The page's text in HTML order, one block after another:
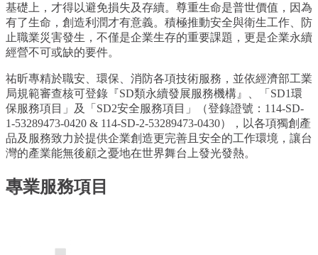
基礎上，才得以避免損失及存續。尊重生命是普世價值，因為
有了生命，創造利潤才有意義。積極推動安全與衛生工作、防
止職業災害發生，不僅是企業生存的重要課題，更是企業永續
經營不可或缺的要件。
祐昕專精於職安、環保、消防各項技術服務，並依經濟部工業
局規範審查核可登錄『SD類永續發展服務機構』、「SD1環
保服務項目」及「SD2安全服務項目」（登錄證號： 114-SD-
1-53289473-0420 & 114-SD-2-53289473-0430），以各項獨創產
品及服務致力於提供企業創造更完善且安全的工作環境，讓台
灣的產業能無後顧之憂地在世界舞台上發光發熱。
專業服務項目